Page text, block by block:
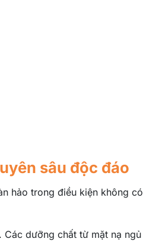
sâu độc đáo
hảo trong điều kiện không có
dưỡng chất từ mặt nạ ngủ